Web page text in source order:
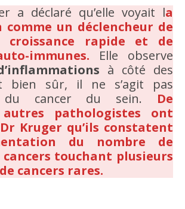
a déclaré qu’elle voyait la
comme un déclencheur de
croissance rapide et de
immunes. Elle observe
à côté des
bien sûr, il ne s’agit pas
du cancer du sein. De
autres pathologistes ont
Kruger qu’ils constatent
du nombre de
cancers touchant plusieurs
cancers rares.